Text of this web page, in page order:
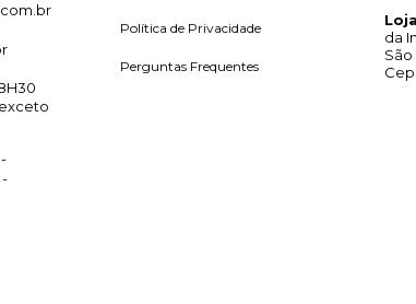
Política de Privacidade
Perguntas Frequentes
da
São